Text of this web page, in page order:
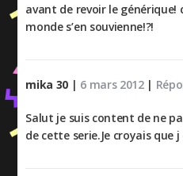
avant de revoir le générique!
monde s’en souvienne!?!
mika 30 | 6 mars 2012|
Salut je suis content de ne
de cette serie.Je croyais que